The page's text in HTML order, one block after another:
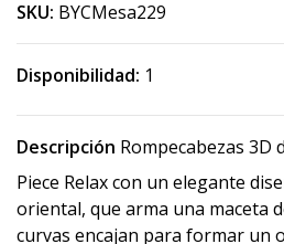
SKU: BYCMesa229
Disponibilidad: 1
Descripción Rompecabezas 3D
Piece Relax con un elegante
oriental, que arma una maceta
curvas encajan para formar un